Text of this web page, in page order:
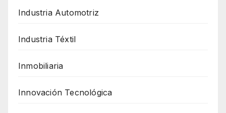
Industria Automotriz
Industria Téxtil
Inmobiliaria
Innovación Tecnológica